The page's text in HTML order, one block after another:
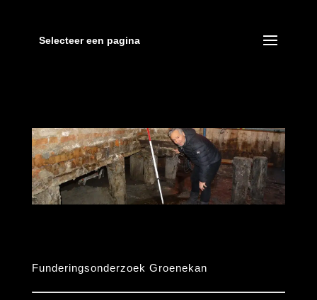
Selecteer een pagina
Funderingsonderzoek Groenekan